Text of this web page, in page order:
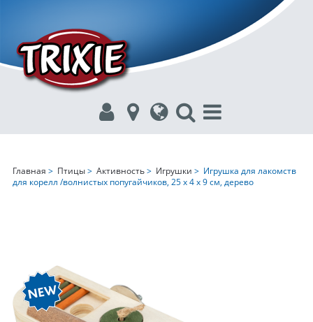
Главная > Птицы> Активность> Игрушки > Игрушка для лакомств
для корелл /волнистых попугайчиков, 25 х 4 х 9 см, дерево